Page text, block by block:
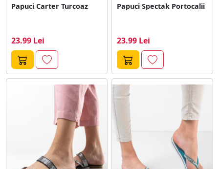
Papuci Carter Turcoaz
23.99 Lei
Papuci Spectak Portocalii
23.99 Lei